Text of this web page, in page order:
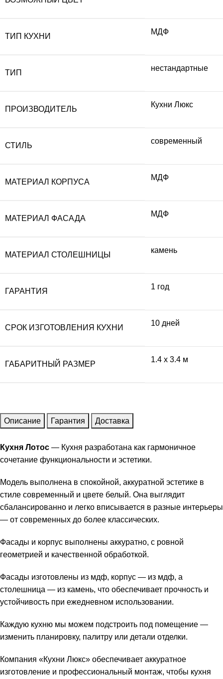
ТИП КУХНИ
МДФ
ТИП
нестандартные
ПРОИЗВОДИТЕЛЬ
Кухни Люкс
СТИЛЬ
современный
МАТЕРИАЛ КОРПУСА
МДФ
МАТЕРИАЛ ФАСАДА
МДФ
МАТЕРИАЛ СТОЛЕШНИЦЫ
камень
ГАРАНТИЯ
1 год
СРОК ИЗГОТОВЛЕНИЯ КУХНИ
10 дней
ГАБАРИТНЫЙ РАЗМЕР
1.4 x 3.4 м
Описание Гарантия Доставка
Кухня Лотос — Кухня разработана как гармоничное
сочетание функциональности и эстетики.
Модель выполнена в спокойной, аккуратной эстетике в
стиле современный и цвете белый. Она выглядит
сбалансированно и легко вписывается в разные интерьеры
— от современных до более классических.
Фасады и корпус выполнены аккуратно, с ровной
геометрией и качественной обработкой.
Фасады изготовлены из мдф, корпус — из мдф, а
столешница — из камень, что обеспечивает прочность и
устойчивость при ежедневном использовании.
Каждую кухню мы можем подстроить под помещение —
изменить планировку, палитру или детали отделки.
Компания «Кухни Люкс» обеспечивает аккуратное
изготовление и профессиональный монтаж, чтобы кухня